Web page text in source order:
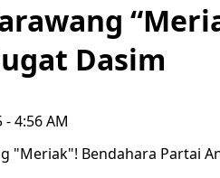
Dasim
4:56 AM